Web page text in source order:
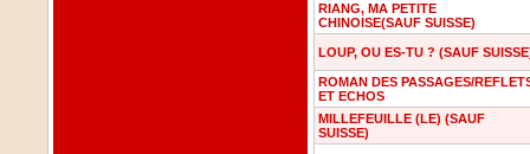
RIANG, MA PETITE
CHINOISE(SAUF SUISSE)
LOUP, OU ES-TU ? (SAUF
ROMAN DES PASSAGES/
ET ECHOS
MILLEFEUILLE (LE) (SAUF
SUISSE)